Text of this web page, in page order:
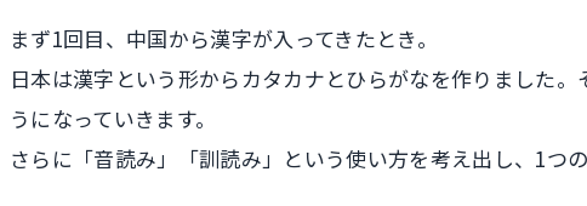
まず1回目、中国から漢字が入ってきたとき。
日本は漢字という形からカタカナとひらがなを作りました
うになっていきます。
さらに「音読み」「訓読み」という使い方を考え出し、1つ